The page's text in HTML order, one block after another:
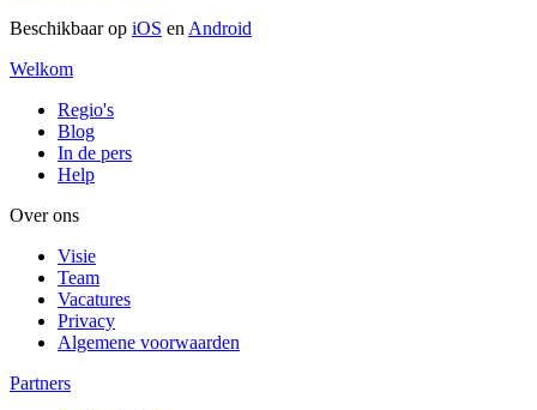
Beschikbaar op iOS en Android
Welkom
Regio's
Blog
In de pers
Help
Over ons
Visie
Team
Vacatures
Privacy
Algemene voorwaarden
Partners